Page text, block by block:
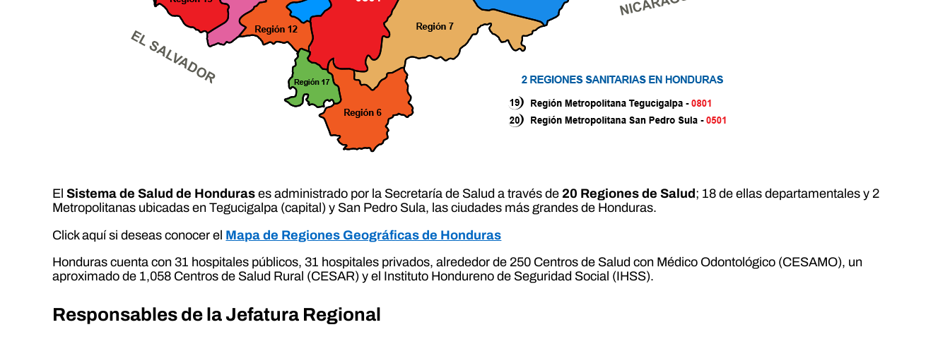
ElSistema de Salud de Honduras es administrado por la Secretaría de Salud a través de 20 Regiones de Salud ; 18 de ellas departamentales y 2
Metropolitanas ubicadas en Tegucigalpa (capital) y San Pedro Sula, las ciudades más grandes de Honduras.
Click aquí si deseas conocer el Mapa de Regiones Geográficas de Honduras
Honduras cuenta con 31 hospitales públicos, 31 hospitales privados, alrededor de 250 Centros de Salud con Médico Odontológico (CESAMO), un
aproximado de 1,058 Centros de Salud Rural (CESAR) y el Instituto Hondureno de Seguridad Social (IHSS).
Responsables de laJefatura Regional